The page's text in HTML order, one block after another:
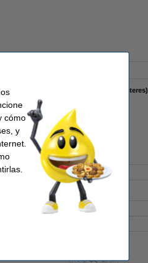
pantalla LCD (13 caracteres)
195
8
-
7
cómo
y